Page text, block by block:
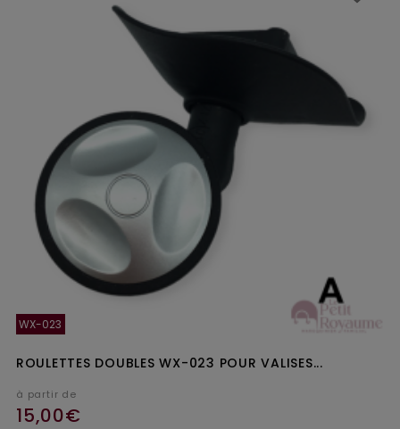
WX-023
ROULETTES DOUBLES WX-023 POUR VALISES...
à partir de
15,00€